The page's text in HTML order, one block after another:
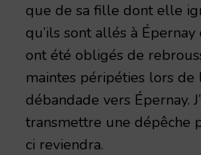
que de sa fille dont elle
qu’ils sont allés à
ont été obligés de
maintes péripéties lors de
débandade vers Épernay.
transmettre une dépêche
ci reviendra.